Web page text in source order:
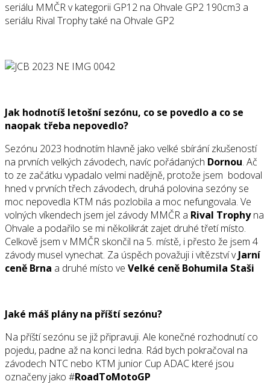
seriálu MMČR v kategorii GP12 na Ohvale GP2 190cm3 a
seriálu Rival Trophy také na Ohvale GP2
Jak hodnotíš letošní sezónu, co se povedlo a co se
naopak třeba nepovedlo?
Sezónu 2023 hodnotím hlavně jako velké sbírání zkušeností
na prvních velkých závodech, navíc pořádaných Dornou. Ač
to ze začátku vypadalo velmi nadějně, protože jsem bodoval
hned v prvních třech závodech, druhá polovina sezóny se
moc nepovedla KTM nás pozlobila a moc nefungovala. Ve
volných víkendech jsem jel závody MMČR a Rival Trophyna
Ohvale a podařilo se mi několikrát zajet druhé třetí místo.
Celkově jsem v MMČR skončil na 5. místě, i přesto že jsem 4
závody musel vynechat. Za úspěch považuji i vítězství vJarní
ceně Brna a druhé místo ve Velké ceně Bohumila Staši
Jaké máš plány na příští sezónu?
Na příští sezónu se již připravuji. Ale konečné rozhodnutí co
pojedu, padne až na konci ledna. Rád bych pokračoval na
závodech NTC nebo KTM junior Cup ADAC které jsou
označeny jako #RoadToMotoGP